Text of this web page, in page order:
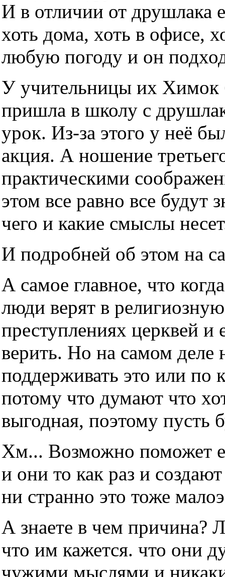
И в отличии от друшлака
хоть дома, хоть в офисе,
любую погоду и он
У учительницы их Химок
пришла в школу с
урок. Из-за этого у неё
акция. А ношение
практическими
этом все равно все будут
чего и какие смыслы
И подробней об этом на
А самое главное, что
люди верят в
преступлениях церквей и
верить. Но на самом деле
поддерживать это или по
потому что думают что
выгодная, поэтому пусть
Хм... Возможно поможет
и они то как раз и
ни странно это тоже
А знаете в чем причина?
что им кажется. что они
чужими мыслями и